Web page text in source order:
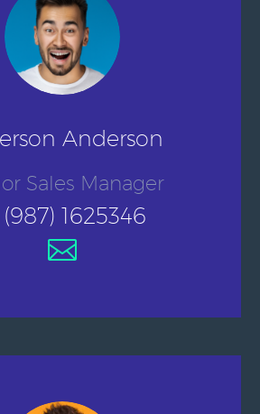
Anderson
Sales Manager
(987) 1625346